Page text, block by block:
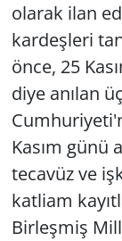
olarak ilan
kardeşleri
önce, 25
diye anılan
Kasım günü
tecavüz ve
katliam
Birleşmiş